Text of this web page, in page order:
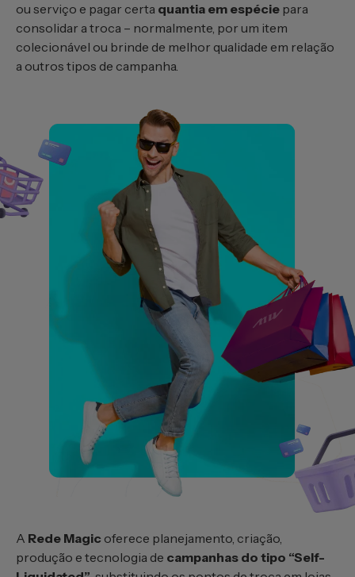
ou serviço e pagar certa quantia em espécie para
consolidar a troca – normalmente, por um item
colecionável ou brinde de melhor qualidade em relação
a outros tipos de campanha.
A Rede Magic oferece planejamento, criação,
produção e tecnologia de campanhas do tipo “Self-